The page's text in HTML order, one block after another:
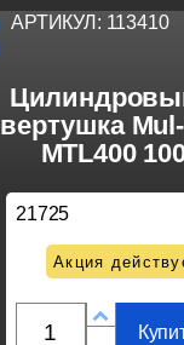
АРТИКУЛ: 113410
вертушка
MTL400
21725
Акция